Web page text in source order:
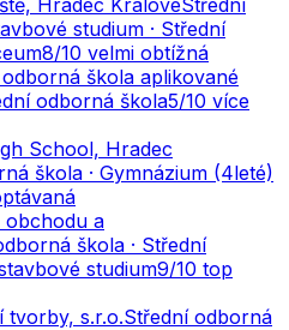
studium · Střední
8/10 velmi obtížná
škola aplikované
odborná škola5/10 více
School, Hradec
škola · Gymnázium (4leté)
obchodu a
škola · Střední
studium9/10 top
tvorby, s.r.o.Střední odborná